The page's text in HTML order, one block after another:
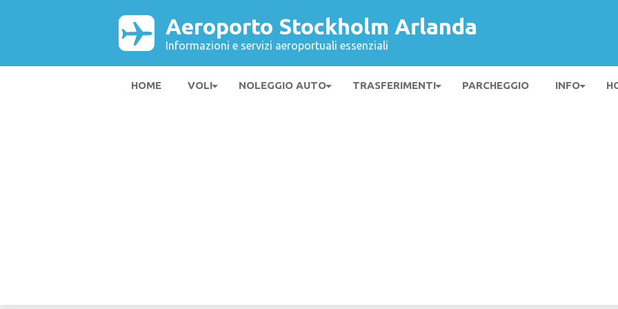
Aeroporto Stockholm Arlanda
Informazioni e servizi aeroportuali essenziali
HOME VOLI NOLEGGIO AUTO TRASFERIMENTI PARCHEGGIO INFO